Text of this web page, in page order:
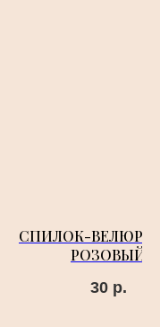
СПИЛОК-ВЕЛЮР
РОЗОВЫЙ
30 р.